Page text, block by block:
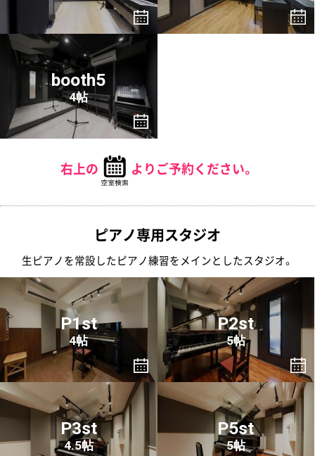
booth5
4帖
右上の よりご予約ください。
ピアノ専用スタジオ
生ピアノを常設したピアノ練習をメインとしたスタジオ。
P1st
4帖
P2st
5帖
P3st
4.5帖
P5st
5帖